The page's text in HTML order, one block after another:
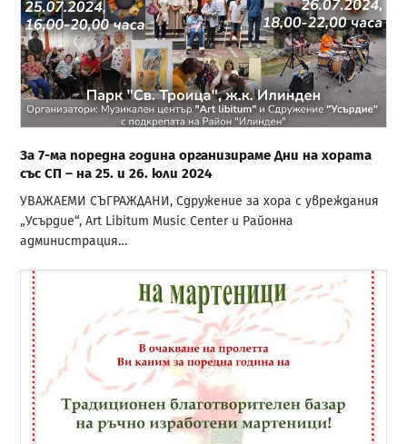
За 7-ма поредна година организираме Дни на хората
със СП – на 25. и 26. юли 2024
УВАЖАЕМИ СЪГРАЖДАНИ, Сдружение за хора с увреждания
„Усърдие“, Art Libitum Music Center и Районна
администрация…